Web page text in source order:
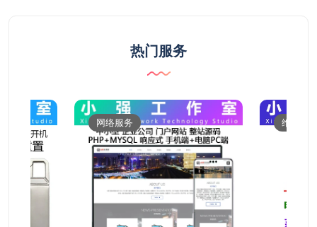
热门服务
网络服务 维修服